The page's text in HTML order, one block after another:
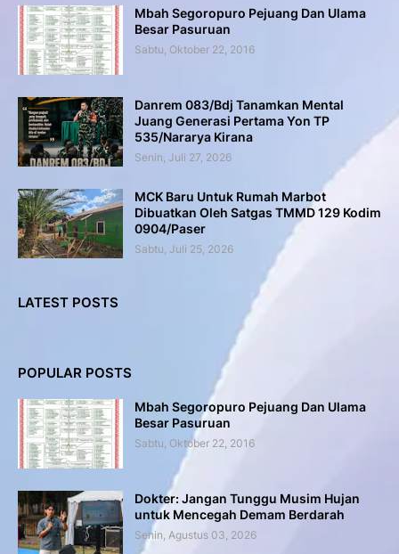
Mbah Segoropuro Pejuang Dan Ulama
Besar Pasuruan
Sabtu, Oktober 22, 2016
Danrem 083/Bdj Tanamkan Mental
Juang Generasi Pertama Yon TP
535/Nararya Kirana
Senin, Juli 27, 2026
MCK Baru Untuk Rumah Marbot
Dibuatkan Oleh Satgas TMMD 129 Kodim
0904/Paser
Sabtu, Juli 25, 2026
LATEST POSTS
POPULAR POSTS
Mbah Segoropuro Pejuang Dan Ulama
Besar Pasuruan
Sabtu, Oktober 22, 2016
Dokter: Jangan Tunggu Musim Hujan
untuk Mencegah Demam Berdarah
Senin, Agustus 03, 2026